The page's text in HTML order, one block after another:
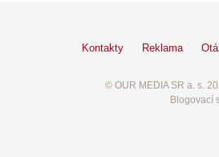
Kontakty Reklama
© OUR MEDIA SR a. s.
Blogovací